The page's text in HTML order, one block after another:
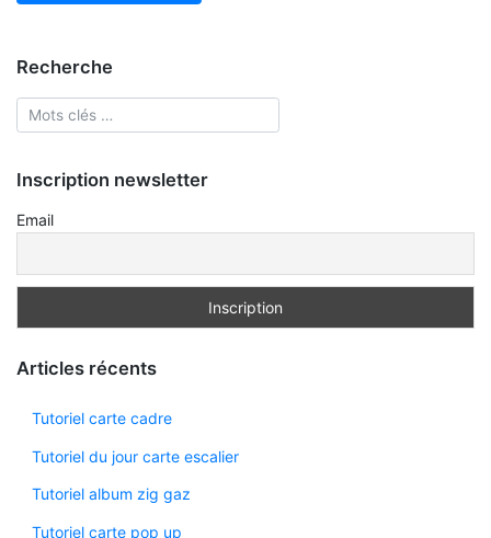
Recherche
Inscription newsletter
Email
Articles récents
Tutoriel carte cadre
Tutoriel du jour carte escalier
Tutoriel album zig gaz
Tutoriel carte pop up